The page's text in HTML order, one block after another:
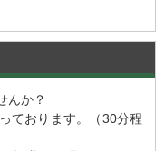
んか？
ております。（30分程